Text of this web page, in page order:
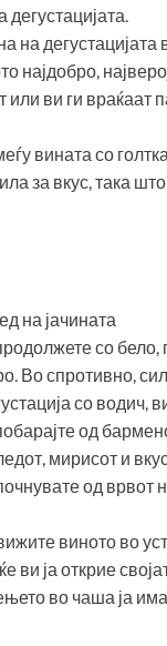
дегустацијата.
на
најдобро,
ви ги враќаат
вината со
за вкус, така
на јачината
со бело,
Во спротивно,
со водич,
од
мирисот и
од
виното во
ви ја открие
во чаша ја